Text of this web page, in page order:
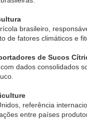
brasileiro,
de fatores climáticos e
de Sucos
dados consolidados
referência
entre países